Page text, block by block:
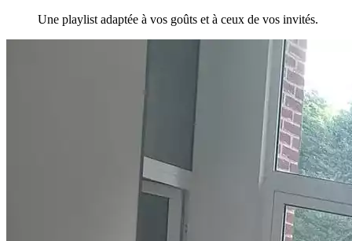
Une playlist adaptée à vos goûts et à ceux de vos invités.